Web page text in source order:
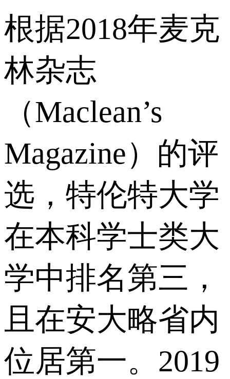
根据2018年麦克
林杂志
（Maclean’s
Magazine）的评
选，特伦特大学
在本科学士类大
学中排名第三，
且在安大略省内
位居第一。2019